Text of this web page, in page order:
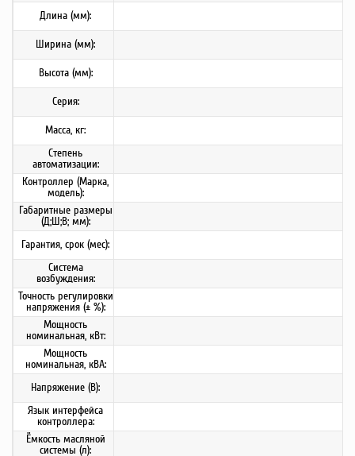
Длина (мм):
Ширина (мм):
Высота (мм):
Серия:
Масса, кг:
Степень
автоматизации:
Контроллер (Марка,
модель):
Габаритные размеры
(Д;Ш;В; мм):
Гарантия, срок (мес):
Система
возбуждения:
Точность регулировки
напряжения (± %):
Мощность
номинальная, кВт:
Мощность
номинальная, кВА:
Напряжение (В):
Язык интерфейса
контроллера:
Ёмкость масляной
системы (л):